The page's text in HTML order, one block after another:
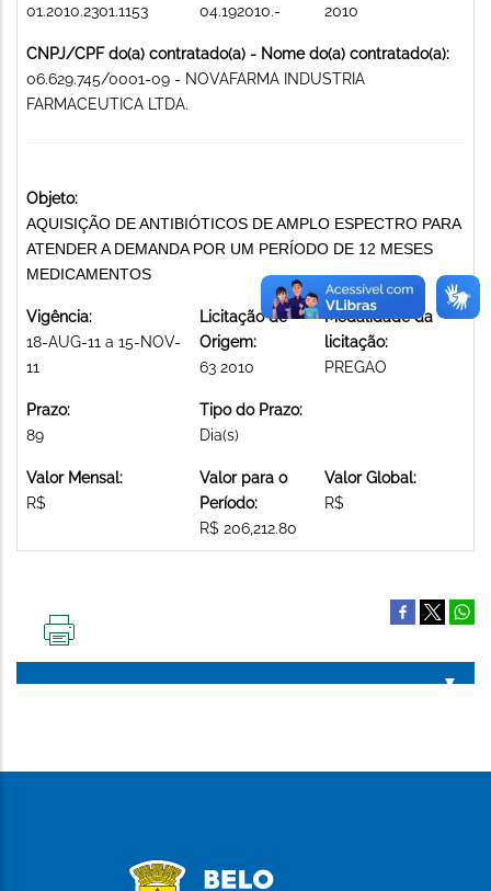
01.2010.2301.1153
04.192010.-
2010
CNPJ/CPF do(a) contratado(a) - Nome do(a) contratado(a):
06.629.745/0001-09 - NOVAFARMA INDUSTRIA
FARMACEUTICA LTDA.
Objeto:
AQUISIÇÃO DE ANTIBIÓTICOS DE AMPLO ESPECTRO PARA
ATENDER A DEMANDA POR UM PERÍODO DE 12 MESES
MEDICAMENTOS
Vigência:
18-AUG-11 a 15-NOV-
11
Licitação de
Origem:
63 2010
Modalidade da
licitação:
PREGAO
Prazo:
89
Tipo do Prazo:
Dia(s)
Valor Mensal:
R$
Valor para o
Período:
R$ 206,212.80
Valor Global:
R$
PÁGINA